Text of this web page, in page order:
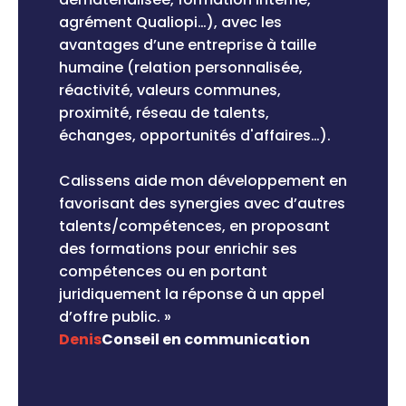
services inclus: accès à la communauté
Cali&Co, à nos temps de partage grâce à
nos collectifs métiers, nos ateliers de
formations, nos afterworks, nos déjeuners…
Découvrir plus
salarial, l’équipe vous apporte son regard
et ses conseils sur vos problématiques
séance de coaching sur votre carrière,
séance de travail sur votre offre et votre
business model…
agrément Qualiopi…), avec les
avantages d’une entreprise à taille
humaine (relation personnalisée,
réactivité, valeurs communes,
proximité, réseau de talents,
échanges, opportunités d'affaires…).
Calissens aide mon développement en
favorisant des synergies avec d’autres
talents/compétences, en proposant
des formations pour enrichir ses
compétences ou en portant
juridiquement la réponse à un appel
d’offre public. »
DenisConseil en communication